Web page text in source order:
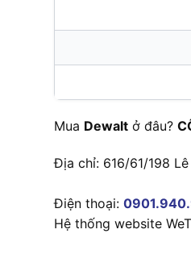
Mua Dewalt ở đâu?
Địa chỉ: 616/61/198
Điện thoại:
Hệ thống website